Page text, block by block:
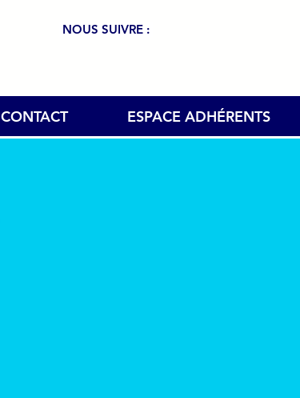
NOUS SUIVRE :
CONTACT ESPACE ADHÉRENTS